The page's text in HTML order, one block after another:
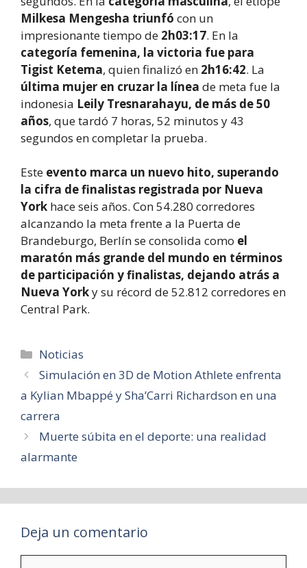
Milkesa Mengesha triunfó con un
impresionante tiempo de 2h03:17. En la
categoría femenina, la victoria fue para
Tigist Ketema, quien finalizó en 2h16:42. La
última mujer en cruzar la línea de meta fue la
indonesia Leily Tresnarahayu, de más de 50
años, que tardó 7 horas, 52 minutos y 43
segundos en completar la prueba.
Este evento marca un nuevo hito, superando
la cifra de finalistas registrada por Nueva
York hace seis años. Con 54.280 corredores
alcanzando la meta frente a la Puerta de
Brandeburgo, Berlín se consolida como el
maratón más grande del mundo en términos
de participación y finalistas, dejando atrás a
Nueva Yorky su récord de 52.812 corredores en
Central Park.
Categorías
Noticias
Simulación en 3D de Motion Athlete enfrenta
a Kylian Mbappé y Sha’Carri Richardson en una
carrera
Muerte súbita en el deporte: una realidad
alarmante
Deja un comentario